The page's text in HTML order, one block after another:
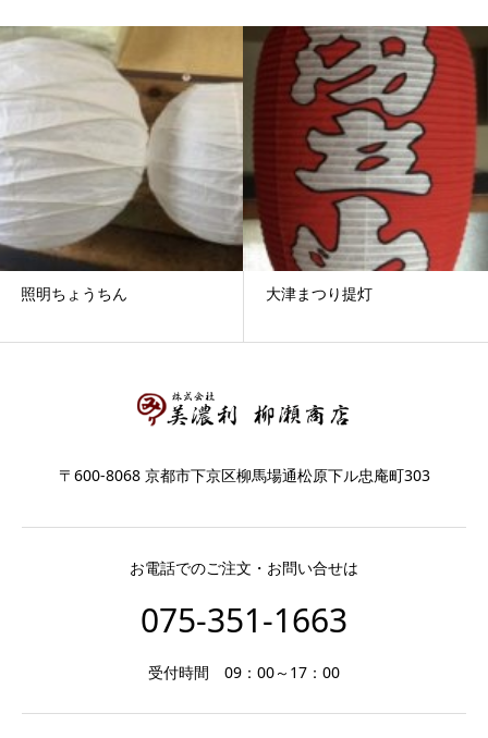
照明ちょうちん 大津まつり提灯
〒600-8068 京都市下京区柳馬場通松原下ル忠庵町303
お電話でのご注文・お問い合せは
075-351-1663
受付時間 09：00～17：00